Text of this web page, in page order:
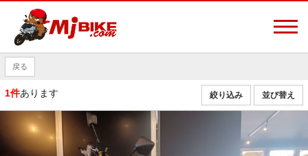
戻る
1件あります 並び替え
絞り込み